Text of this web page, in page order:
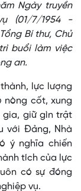
Ngày truyền
(01/7/1954 -
Bí thư, Chủ
buổi làm việc
an.
lực lượng
nòng cốt, xung
gia, giữ gìn trật
với Đảng, Nhà
ý nghĩa chiến
tích của lực
có sự đóng
vụ.